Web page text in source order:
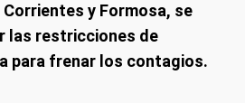
Corrientes y Formosa, se
las restricciones de
para frenar los contagios.